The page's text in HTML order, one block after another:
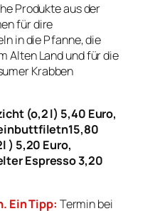
Produkte aus der
für dire
in die Pfanne, die
Alten Land und für die
Krabben
(o,2 l) 5,40 Euro,
) 5,20 Euro,
Espresso 3,20
Ein Tipp: Termin bei